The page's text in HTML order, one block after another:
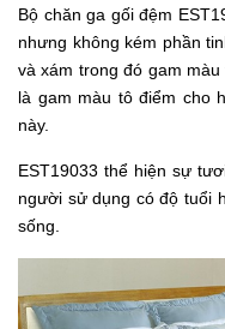
Bộ chăn ga gối đệm
nhưng không kém phần
và xám trong đó gam
là gam màu tô điểm cho
này.
EST19033 thể hiện sự
người sử dụng có độ tuổi
sống.